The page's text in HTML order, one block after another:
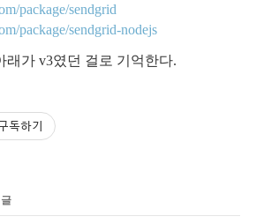
package/sendgrid
package/sendgrid-nodejs
래가 v3였던 걸로 기억한다.
독하기